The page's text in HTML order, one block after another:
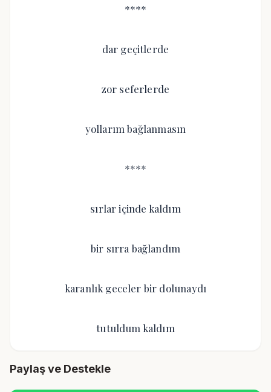
****
dar geçitlerde
zor seferlerde
yollarım bağlanmasın
****
sırlar içinde kaldım
bir sırra bağlandım
karanlık geceler bir dolunaydı
tutuldum kaldım
Paylaş ve Destekle